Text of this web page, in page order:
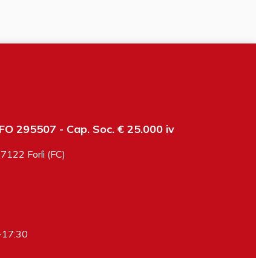
295507 - Cap. Soc. € 25.000 iv
Forlì (FC)